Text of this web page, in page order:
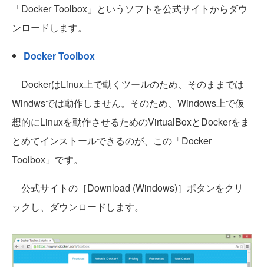
「Docker Toolbox」というソフトを公式サイトからダウ
ンロードします。
Docker Toolbox
DockerはLinux上で動くツールのため、そのままでは
Windwsでは動作しません。そのため、Windows上で仮
想的にLinuxを動作させるためのVirtualBoxとDockerをま
とめてインストールできるのが、この「Docker
Toolbox」です。
公式サイトの［Download (Windows)］ボタンをクリ
ックし、ダウンロードします。